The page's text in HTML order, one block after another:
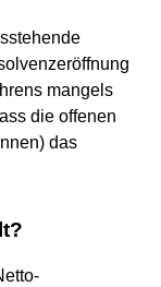
mangels
die offenen
das